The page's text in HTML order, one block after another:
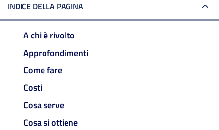
INDICE DELLA PAGINA
A chi è rivolto
Approfondimenti
Come fare
Costi
Cosa serve
Cosa si ottiene